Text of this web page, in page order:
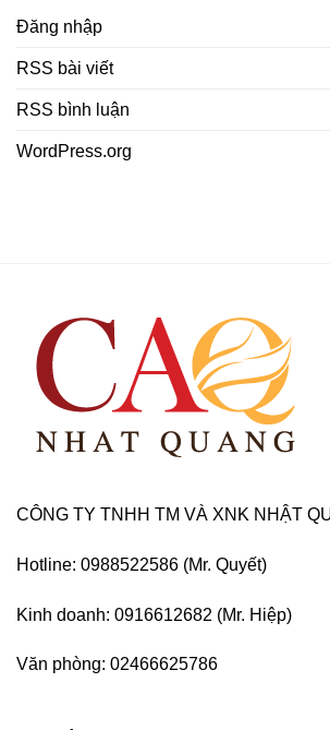
Đăng nhập
RSS bài viết
RSS bình luận
WordPress.org
CÔNG TY TNHH TM VÀ XNK NHẬT
Hotline: 0988522586 (Mr. Quyết)
Kinh doanh: 0916612682 (Mr. Hiệp)
Văn phòng: 02466625786